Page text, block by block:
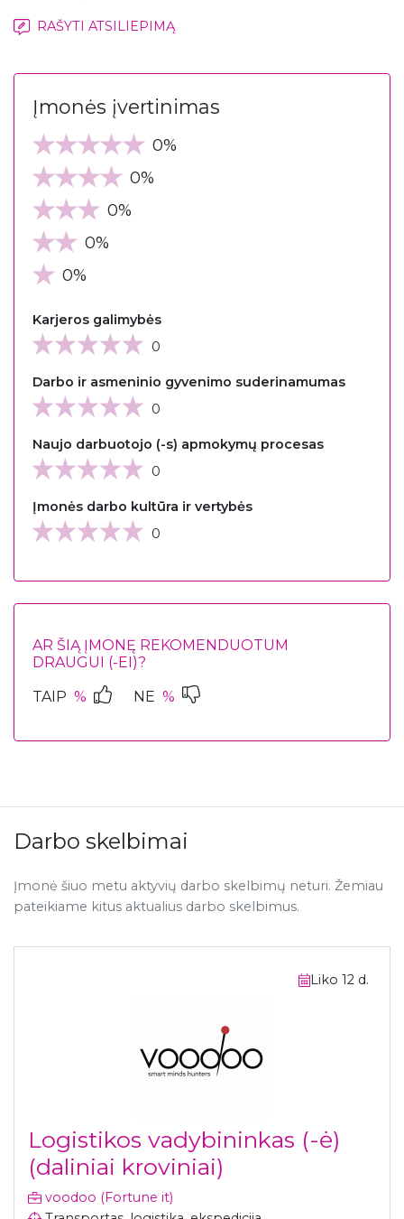
RAŠYTI ATSILIEPIMĄ
Įmonės įvertinimas
0%
0%
0%
0%
0%
Karjeros galimybės
0
Darbo ir asmeninio gyvenimo suderinamumas
0
Naujo darbuotojo (-s) apmokymų procesas
0
Įmonės darbo kultūra ir vertybės
0
AR ŠIĄ ĮMONĘ REKOMENDUOTUM
DRAUGUI (-EI)?
TAIP % NE %
Darbo skelbimai
Įmonė šiuo metu aktyvių darbo skelbimų neturi. Žemiau
pateikiame kitus aktualius darbo skelbimus.
Liko 12 d.
Logistikos vadybininkas (-ė)
(daliniai kroviniai)
voodoo (Fortune it)